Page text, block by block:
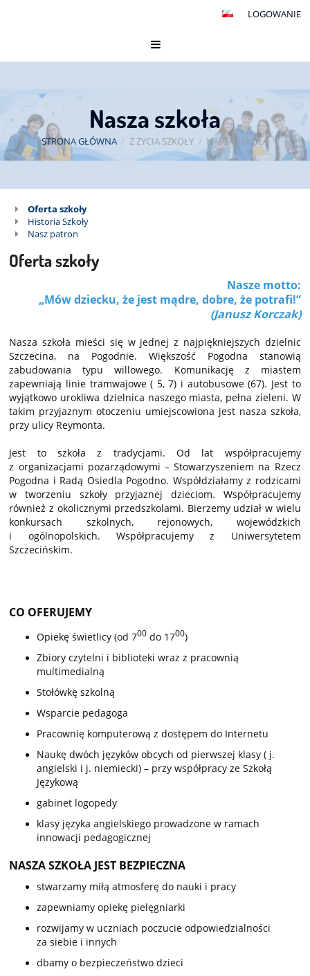
LOGOWANIE
Nasza szkoła
STRONA GŁÓWNA / Z ŻYCIA SZKOŁY / NASZA SZKOŁA
Nasza
szkoła
Oferta szkoły
Historia Szkoły
Nasz patron
Oferta szkoły
Nasze motto:
„Mów dziecku, że jest mądre, dobre, że potrafi!”
(Janusz Korczak)
Nasza szkoła mieści się w jednej z najpiękniejszych dzielnic
Szczecina, na Pogodnie. Większość Pogodna stanowią
zabudowania typu willowego. Komunikację z miastem
zapewniają linie tramwajowe ( 5, 7) i autobusowe (67). Jest to
wyjątkowo urokliwa dzielnica naszego miasta, pełna zieleni. W
takim przyjaznym otoczeniu umiejscowiona jest nasza szkoła,
przy ulicy Reymonta.
Jest to szkoła z tradycjami. Od lat współpracujemy
z organizacjami pozarządowymi – Stowarzyszeniem na Rzecz
Pogodna i Radą Osiedla Pogodno. Współdziałamy z rodzicami
w tworzeniu szkoły przyjaznej dzieciom. Współpracujemy
również z okolicznymi przedszkolami. Bierzemy udział w wielu
konkursach szkolnych, rejonowych, wojewódzkich
i ogólnopolskich. Współpracujemy z Uniwersytetem
Szczecińskim.
CO OFERUJEMY
Opiekę świetlicy (od 700 do 1700)
Zbiory czytelni i biblioteki wraz z pracownią
multimedialną
Stołówkę szkolną
Wsparcie pedagoga
Pracownię komputerową z dostępem do Internetu
Naukę dwóch języków obcych od pierwszej klasy ( j.
angielski i j. niemiecki) – przy współpracy ze Szkołą
Językową
gabinet logopedy
klasy języka angielskiego prowadzone w ramach
innowacji pedagogicznej
NASZA SZKOŁA JEST BEZPIECZNA
stwarzamy miłą atmosferę do nauki i pracy
zapewniamy opiekę pielęgniarki
rozwijamy w uczniach poczucie odpowiedzialności
za siebie i innych
dbamy o bezpieczeństwo dzieci